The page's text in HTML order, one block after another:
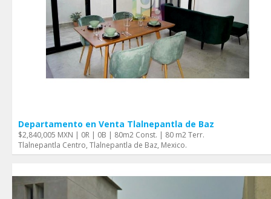
Departamento en Venta Tlalnepantla de Baz
$2,840,005 MXN | 0R | 0B | 80m2 Const. | 80 m2 Terr.
Tlalnepantla Centro, Tlalnepantla de Baz, Mexico.